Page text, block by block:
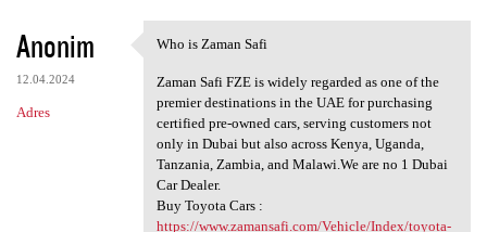
Anonim
12.04.2024
Adres
Who is Zaman Safi
Who is Zaman Safi
Zaman Safi FZE is widely regarded as one of the
premier destinations in the UAE for purchasing
certified pre-owned cars, serving customers not
only in Dubai but also across Kenya, Uganda,
Tanzania, Zambia, and Malawi.We are no 1 Dubai
Car Dealer.
Buy Toyota Cars :
https://www.zamansafi.com/Vehicle/Index/toyota-